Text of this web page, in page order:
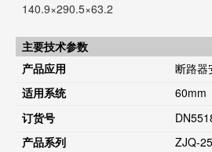
140.9×290.5×63.2
主要技术参数
产品应用
断路器
适用系统
60mm
订货号
产品系列
ZJQ-